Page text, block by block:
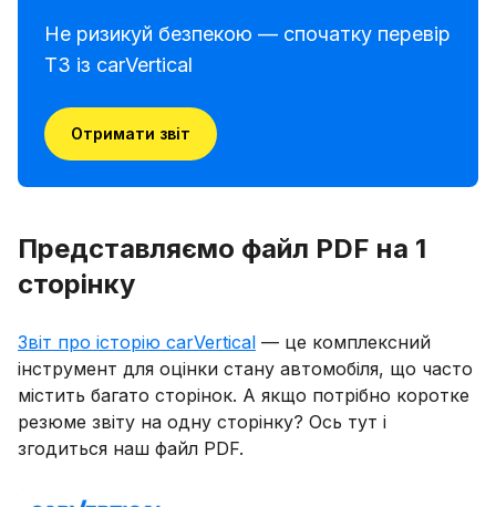
Не ризикуй безпекою — спочатку перевір
ТЗ із carVertical
Отримати звіт
Представляємо файл PDF на 1
сторінку
Звіт про історію carVertical — це комплексний
інструмент для оцінки стану автомобіля, що часто
містить багато сторінок. А якщо потрібно коротке
резюме звіту на одну сторінку? Ось тут і
згодиться наш файл PDF.